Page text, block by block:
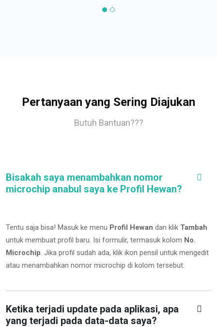
Pertanyaan yang Sering Diajukan
Butuh Bantuan???
Bisakah saya menambahkan nomor
microchip anabul saya ke Profil Hewan?
Tentu saja bisa! Masuk ke menu Profil Hewan dan klik Tambah
untuk membuat profil baru. Isi formulir, termasuk kolom No.
Microchip. Jika profil sudah ada, klik ikon pensil untuk mengedit
atau menambahkan nomor microchip di kolom tersebut.
Ketika terjadi update pada aplikasi, apa
yang terjadi pada data-data saya?